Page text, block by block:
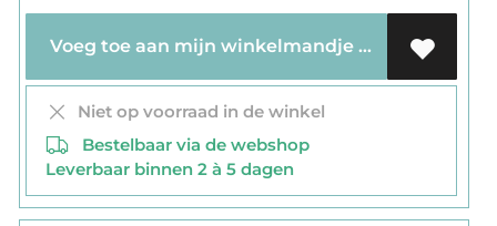
Voeg toe aan mijn winkelmandje
Niet op voorraad in de winkel
Bestelbaar via de webshop
Leverbaar binnen 2 à 5 dagen